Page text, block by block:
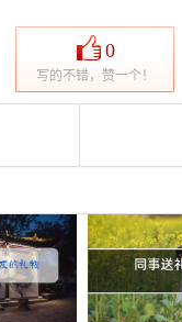
0
写的不错，赞一个！